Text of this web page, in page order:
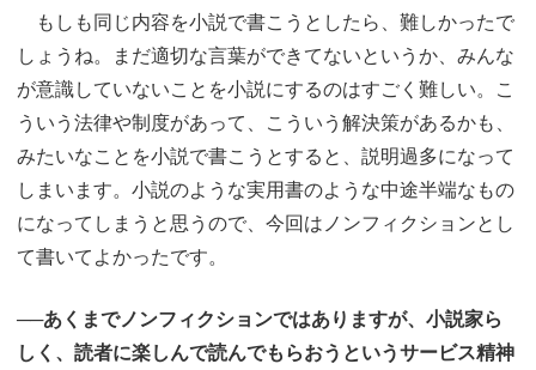
もしも同じ内容を小説で書こうとしたら、難しかったで
しょうね。まだ適切な言葉ができてないというか、みんな
が意識していないことを小説にするのはすごく難しい。こ
ういう法律や制度があって、こういう解決策があるかも、
みたいなことを小説で書こうとすると、説明過多になって
しまいます。小説のような実用書のような中途半端なもの
になってしまうと思うので、今回はノンフィクションとし
て書いてよかったです。
──あくまでノンフィクションではありますが、小説家ら
しく、読者に楽しんで読んでもらおうというサービス精神